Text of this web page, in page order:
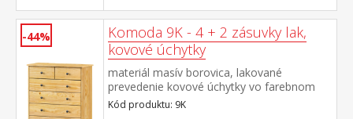
-44%
Komoda 9K - 4 + 2 zásuvky lak,
kovové úchytky
materiál masív borovica, lakované
prevedenie kovové úchytky vo farebnom
prevedení černená mosadz 2 úzke a 4
široké zásuvky s kovovými pojazdmi
Kód produktu: 9K